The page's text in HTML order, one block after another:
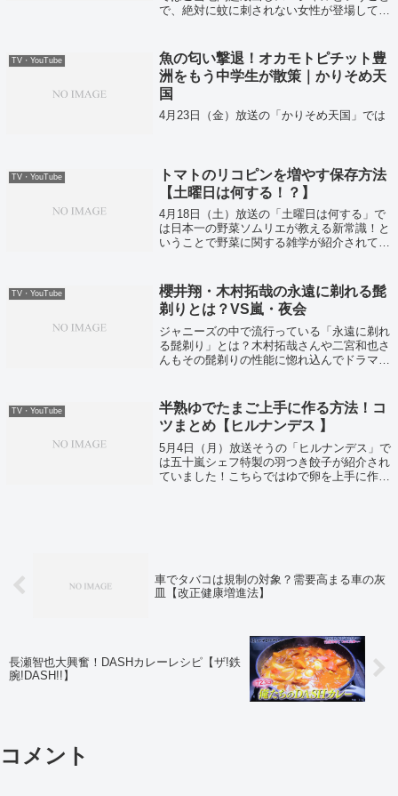
で、絶対に蚊に刺されない女性が登場してい
TV・YouTube
魚の匂い撃退！オカモトピチット豊
洲をもう中学生が散策｜かりそめ天
国
4月23日（金）放送の「かりそめ天国」では
TV・YouTube
トマトのリコピンを増やす保存方法
【土曜日は何する！？】
4月18日（土）放送の「土曜日は何する」で
は日本一の野菜ソムリエが教える新常識！と
いうことで野菜に関する雑学が紹介されてい
TV・YouTube
櫻井翔・木村拓哉の永遠に剃れる髭
剃りとは？VS嵐・夜会
ジャニーズの中で流行っている「永遠に剃れ
る髭剃り」とは？木村拓哉さんや二宮和也さ
んもその髭剃りの性能に惚れ込んでドラマの
TV・YouTube
半熟ゆでたまご上手に作る方法！コ
ツまとめ【ヒルナンデス 】
5月4日（月）放送そうの「ヒルナンデス」で
は五十嵐シェフ特製の羽つき餃子が紹介され
ていました！こちらではゆで卵を上手に作る
車でタバコは規制の対象？需要高まる車の灰
皿【改正健康増進法】
長瀬智也大興奮！DASHカレーレシピ【ザ!鉄
腕!DASH!!】
コメント